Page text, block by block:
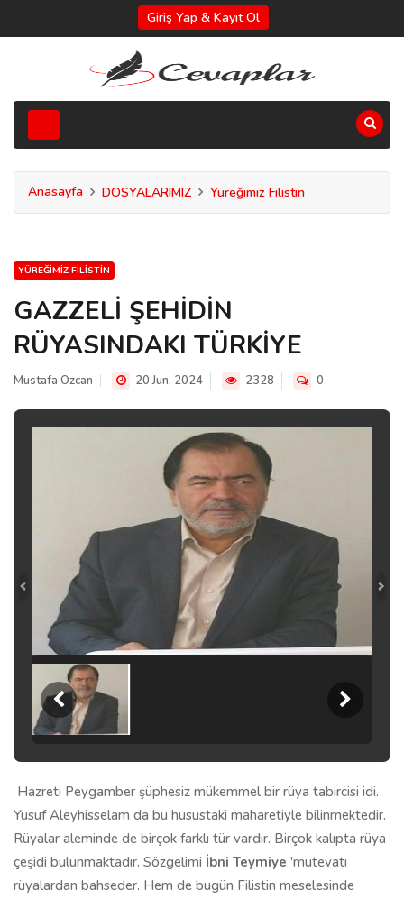
Giriş Yap & Kayıt Ol
Anasayfa DOSYALARIMIZ Yüreğimiz Filistin
YÜREĞIMIZ FILISTIN
GAZZELİ ŞEHİDİN
RÜYASINDAKI TÜRKİYE
Mustafa Ozcan 20 Jun, 2024 2328 0
Hazreti Peygamber şüphesiz mükemmel bir rüya tabircisi idi.
Yusuf Aleyhisselam da bu husustaki maharetiyle bilinmektedir.
Rüyalar aleminde de birçok farklı tür vardır. Birçok kalıpta rüya
çeşidi bulunmaktadır. Sözgelimi İbni Teymiye 'mutevatı
rüyalardan bahseder. Hem de bugün Filistin meselesinde